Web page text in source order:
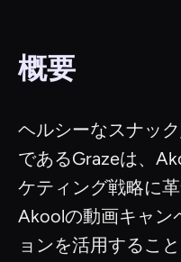
概要
ヘルシーなスナッ
であるGrazeは、
ケティング戦略に
Akoolの動画キャン
ョンを活用するこ